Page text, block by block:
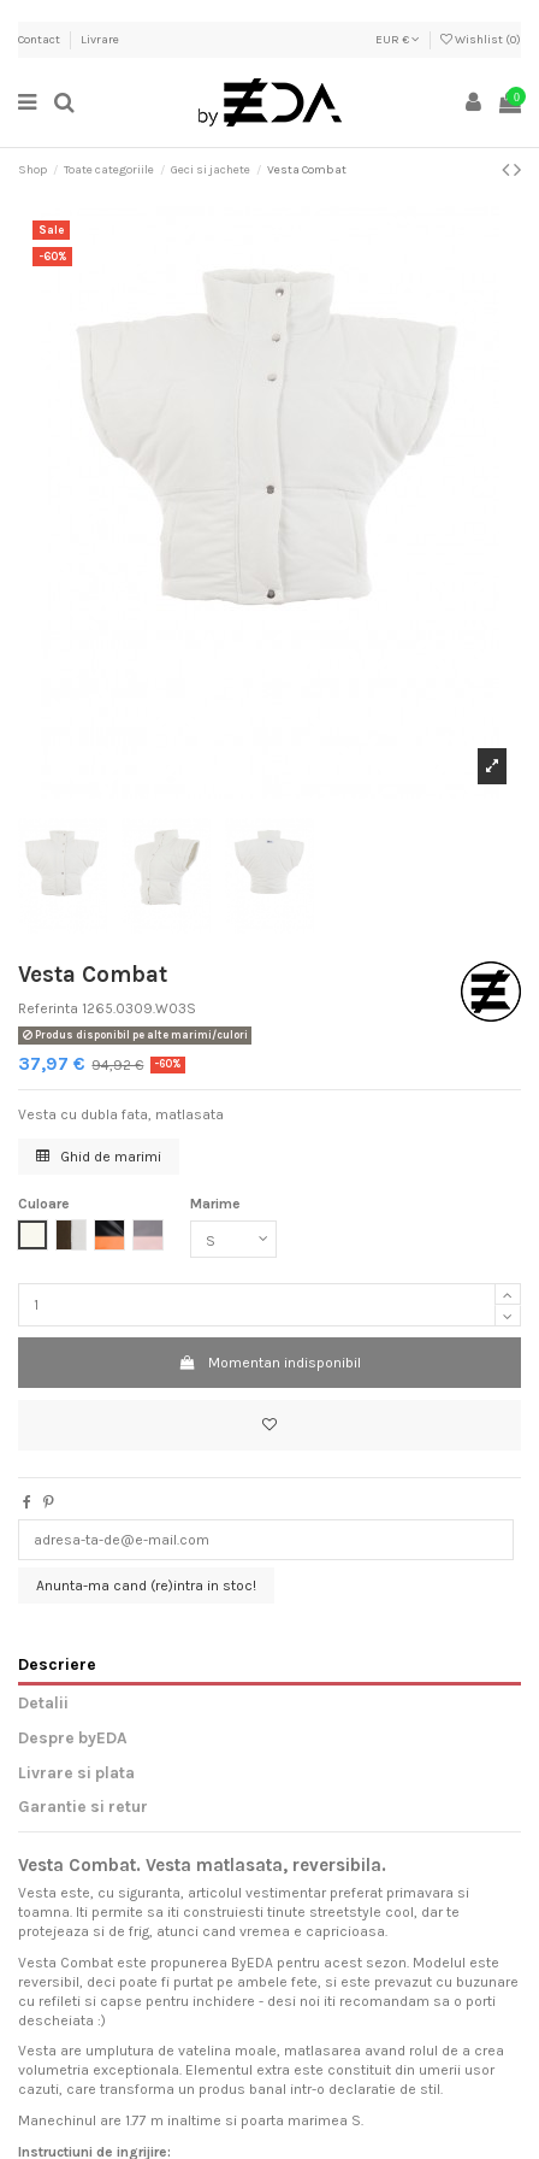
Contact Livrare EUR € Wishlist (0)
0
Shop Toate categoriile Geci si jachete Vesta Combat
Sale
-60%
Vesta Combat
Referinta 1265.0309.W03S
Produs disponibil pe alte marimi/culori
37,97 € 94,92 € -60%
Vesta cu dubla fata, matlasata
Ghid de marimi
Culoare
Off whiteKaki Off white
Negru Portocaliu
Gri Roz
Marime
Momentan indisponibil
Anunta-ma cand (re)intra in stoc!
Descriere
Detalii
Despre byEDA
Livrare si plata
Garantie si retur
Vesta Combat. Vesta matlasata, reversibila.
Vesta este, cu siguranta, articolul vestimentar preferat primavara si
toamna. Iti permite sa iti construiesti tinute streetstyle cool, dar te
protejeaza si de frig, atunci cand vremea e capricioasa.
Vesta Combat este propunerea ByEDA pentru acest sezon. Modelul este
reversibil, deci poate fi purtat pe ambele fete, si este prevazut cu buzunare
cu refileti si capse pentru inchidere - desi noi iti recomandam sa o porti
descheiata :)
Vesta are umplutura de vatelina moale, matlasarea avand rolul de a crea
volumetria exceptionala. Elementul extra este constituit din umerii usor
cazuti, care transforma un produs banal intr-o declaratie de stil.
Manechinul are 1.77 m inaltime si poarta marimea S.
Instructiuni de ingrijire: